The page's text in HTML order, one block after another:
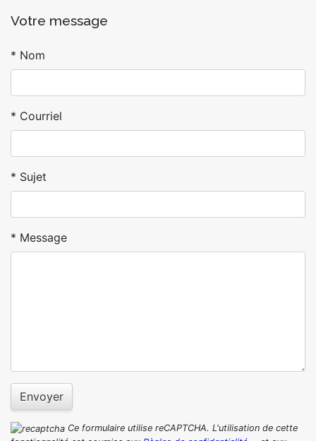
Votre message
Nom
Courriel
Sujet
Message
Envoyer
Ce formulaire utilise reCAPTCHA. L'utilisation de cette